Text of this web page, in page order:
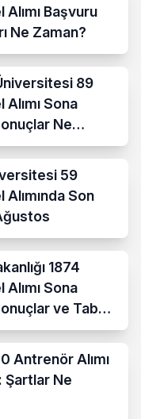
Alımı Başvuru
Ne Zaman?
89
Sona
Ne
59
Alımında Son
1874
Sona
ve Taban
Zaman?
Antrenör Alımı
Şartlar Ne